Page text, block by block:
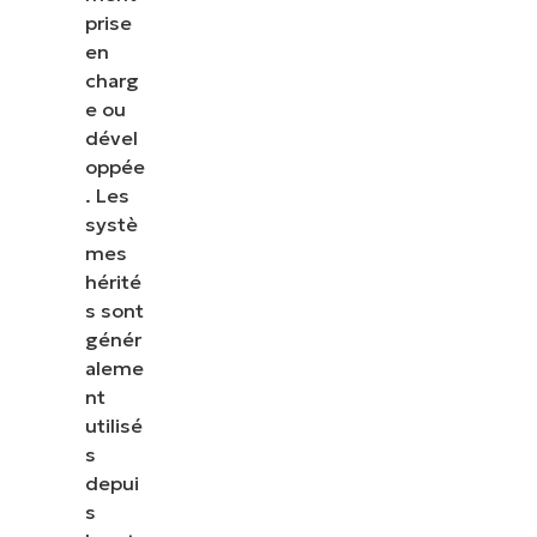
prise
en
charg
e ou
dével
oppée
. Les
systè
mes
hérité
s sont
génér
aleme
nt
utilisé
s
depui
s